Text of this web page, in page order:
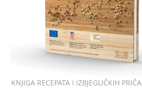
KNJIGA RECEPATA I IZBJEGLIČKIH PRIČA